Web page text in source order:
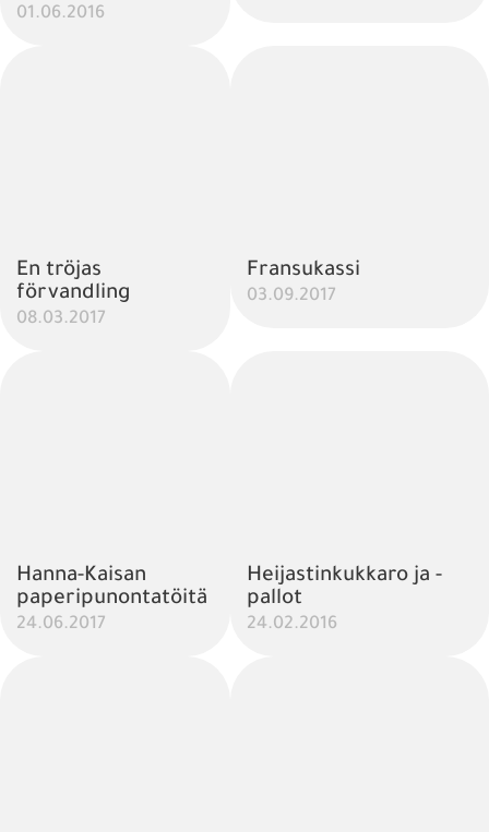
01.06.2016
En tröjas
förvandling
08.03.2017
Fransukassi
03.09.2017
Hanna-Kaisan
paperipunontatöitä
24.06.2017
Heijastinkukkaro ja -
pallot
24.02.2016